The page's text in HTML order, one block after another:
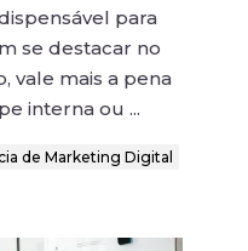
para
se destacar no
vale mais a pena
interna ou ...
de Marketing Digital